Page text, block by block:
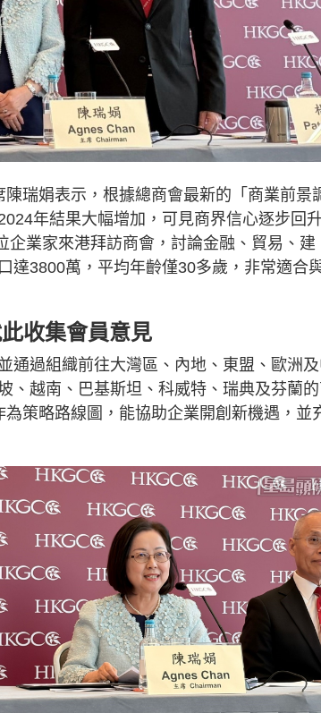
瑞娟表示，根據總商會最新的「商業前景
年結果大幅增加，可見商界信心逐步回升
業家來港拜訪商會，討論金融、貿易、建
達3800萬，平均年齡僅30多歲，非常適合
收集會員意見
通過組織前往大灣區、內地、東盟、歐洲
、越南、巴基斯坦、科威特、瑞典及芬蘭
策略路線圖，能協助企業開創新機遇，並